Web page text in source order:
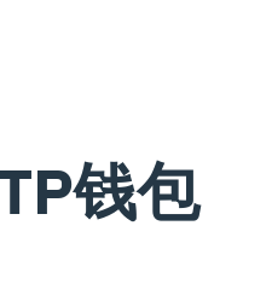
钱包